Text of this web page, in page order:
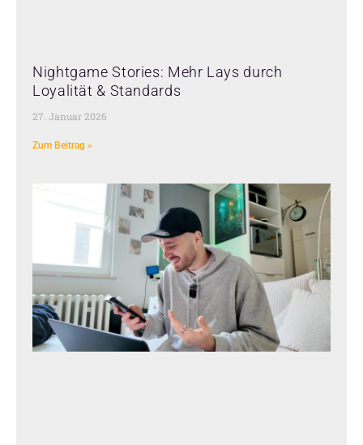
Nightgame Stories: Mehr Lays durch
Loyalität & Standards
27. Januar 2026
Zum Beitrag »